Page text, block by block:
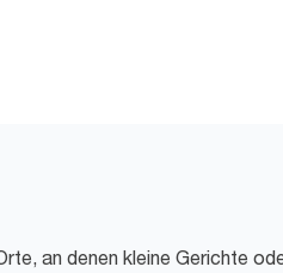
an denen kleine Gerichte